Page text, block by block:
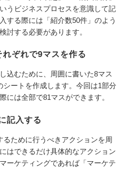
うビジネスプロセスを意識して記
する際には「紹介数50件」のよう
討する必要があります。
ぞれで9マスを作る
込むために、周囲に書いた8マス
シートを作成します。今回は1部分
には全部で81マスができます。
記入する
るために行うべきアクションを周
はできるだけ具体的なアクション
ーケティングであれば「マーケテ